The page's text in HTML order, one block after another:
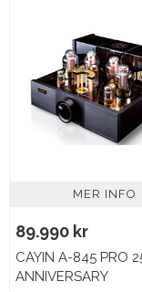
MER INFO
89.990 kr
CAYIN A-845 PRO
ANNIVERSARY